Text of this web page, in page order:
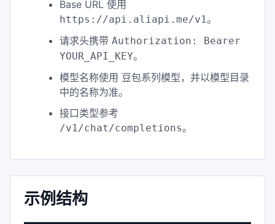
Base URL 使用
https://api.aliapi.me/v1。
请求头携带 Authorization: Bearer
YOUR_API_KEY。
模型名称使用 豆包系列模型，并以模型目录
中的名称为准。
接口类型参考
/v1/chat/completions。
示例结构